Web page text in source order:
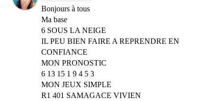
Bonjours à tous
Ma base
6 SOUS LA NEIGE
IL PEU BIEN FAIRE A REPRENDRE EN
CONFIANCE
MON PRONOSTIC
6 13 15 1 9 4 5 3
MON JEUX SIMPLE
R1 401 SAMAGACE VIVIEN